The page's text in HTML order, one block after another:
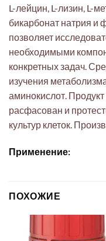
L-лейцин, L-лизин, L-
бикарбонат натрия
позволяет
необходимыми
конкретных задач.
изучения
аминокислот.
расфасован и
культур клеток.
Применение:
ПОХОЖИЕ